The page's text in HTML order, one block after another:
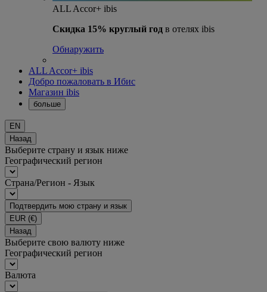
ALL Accor+ ibis
Скидка 15% круглый год в отелях ibis
Обнаружить
ALL Accor+ ibis
Добро пожаловать в Ибис
Магазин ibis
больше
EN
Назад
Выберите страну и язык ниже
Географический регион
Страна/Регион - Язык
Подтвердить мою страну и язык
EUR (€)
Назад
Выберите свою валюту ниже
Географический регион
Валюта